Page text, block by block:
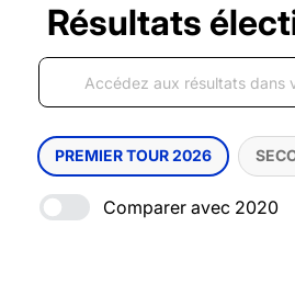
Résultats
PREMIER TOUR 2026
Comparer avec 2020